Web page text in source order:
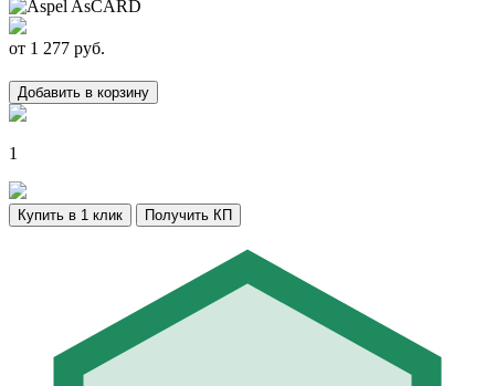
от 1 277 руб.
Добавить в корзину
1
Купить в 1 клик Получить КП